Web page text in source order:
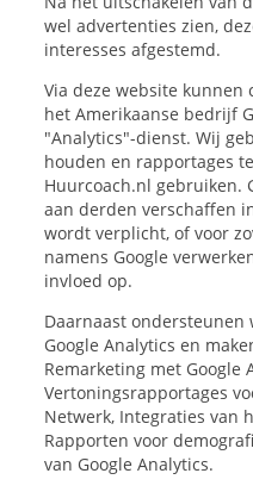
wel advertenties zien,
interesses afgestemd.
Via deze website kunnen
het Amerikaanse bedrijf
"Analytics"-dienst. Wij
houden en rapportages
Huurcoach.nl gebruiken.
aan derden verschaffen
wordt verplicht, of voor
namens Google
invloed op.
Daarnaast ondersteunen
Google Analytics en
Remarketing met Google
Vertoningsrapportages
Netwerk, Integraties van
Rapporten voor
van Google Analytics.